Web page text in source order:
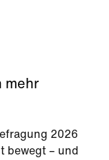
mehr
2026
bewegt – und